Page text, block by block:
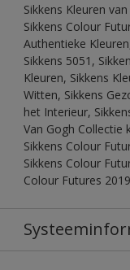
Sikkens Kleuren
Sikkens Colour
Authentieke
Sikkens 5051,
Kleuren, Sikkens
Witten, Sikkens
het Interieur,
Van Gogh Collectie
Sikkens Colour
Sikkens Colour
Colour Futures